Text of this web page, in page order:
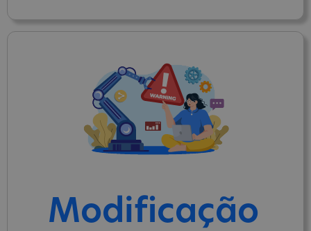
Modificação